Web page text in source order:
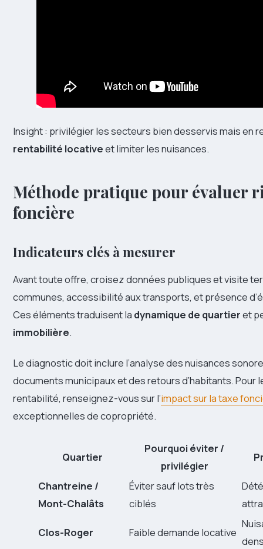
Insight : privilégier les secteurs bien desservis mais en
rentabilité locativeet limiter les nuisances.
Méthode pratique pour évaluer
foncière
Indicateurs clés à mesurer
Avant toute offre, croisez données publiques et visite
communes, accessibilité aux transports, et présence
Ces éléments traduisent la dynamique de quartieret
immobilière.
Le diagnostic doit inclure l’analyse des nuisances
documents municipaux et des retours d’habitants.
rentabilité, renseignez-vous sur l’impact sur la taxe
exceptionnelles de copropriété.
Quartier
Pourquoi éviter /
privilégier
Chantreine /
Mont-Chalâts
Éviter sauf lots très
ciblés
Clos-Roger Faible demande locative